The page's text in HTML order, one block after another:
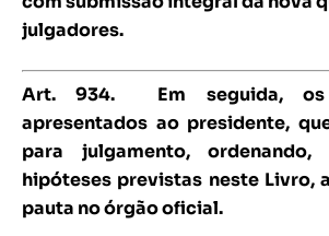
julgadores.
Art. 934.
Em seguida,
apresentados ao presidente,
para julgamento,
hipóteses previstas neste Livro,
pauta no órgão oficial.